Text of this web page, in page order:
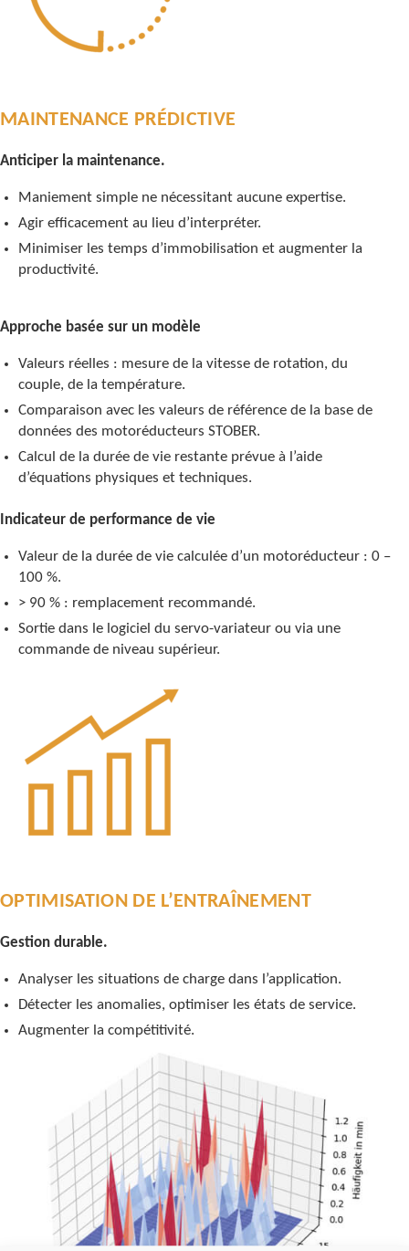
MAINTENANCE PRÉDICTIVE
Anticiper la maintenance.
Maniement simple ne nécessitant aucune expertise.
Agir efficacement au lieu d’interpréter.
Minimiser les temps d’immobilisation et augmenter la
productivité.
Approche basée sur un modèle
Valeurs réelles : mesure de la vitesse de rotation, du
couple, de la température.
Comparaison avec les valeurs de référence de la base de
données des motoréducteurs STOBER.
Calcul de la durée de vie restante prévue à l’aide
d’équations physiques et techniques.
Indicateur de performance de vie
Valeur de la durée de vie calculée d’un motoréducteur : 0 –
100 %.
> 90 % : remplacement recommandé.
Sortie dans le logiciel du servo-variateur ou via une
commande de niveau supérieur.
OPTIMISATION DE L’ENTRAÎNEMENT
Gestion durable.
Analyser les situations de charge dans l’application.
Détecter les anomalies, optimiser les états de service.
Augmenter la compétitivité.